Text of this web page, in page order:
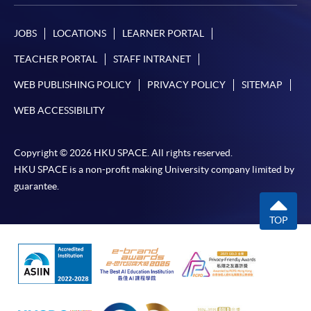
JOBS LOCATIONS LEARNER PORTAL
TEACHER PORTAL STAFF INTRANET
WEB PUBLISHING POLICY PRIVACY POLICY SITEMAP
WEB ACCESSIBILITY
Copyright © 2026 HKU SPACE. All rights reserved.
HKU SPACE is a non-profit making University company limited by
guarantee.
TOP